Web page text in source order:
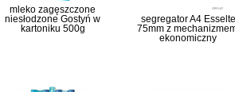
mleko zagęszczone
niesłodzone Gostyń w
kartoniku 500g
segregator A4 Esselte
75mm z
ekonomiczny